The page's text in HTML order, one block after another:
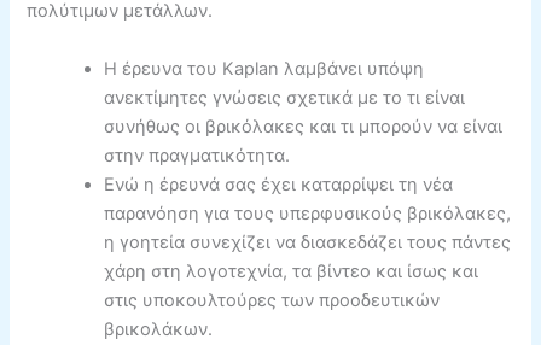
πολύτιμων μετάλλων.
Η έρευνα του Kaplan λαμβάνει υπόψη
ανεκτίμητες γνώσεις σχετικά με το τι είναι
συνήθως οι βρικόλακες και τι μπορούν να είναι
στην πραγματικότητα.
Ενώ η έρευνά σας έχει καταρρίψει τη νέα
παρανόηση για τους υπερφυσικούς βρικόλακες,
η γοητεία συνεχίζει να διασκεδάζει τους πάντες
χάρη στη λογοτεχνία, τα βίντεο και ίσως και
στις υποκουλτούρες των προοδευτικών
βρικολάκων.